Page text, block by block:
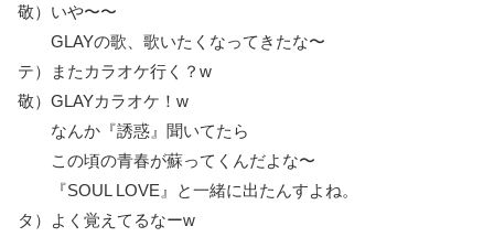
敬）いや〜〜
GLAYの歌、歌いたくなってきたな〜
テ）またカラオケ行く？w
敬）GLAYカラオケ！w
なんか『誘惑』聞いてたら
この頃の青春が蘇ってくんだよな〜
『SOUL LOVE』と一緒に出たんすよね。
タ）よく覚えてるなーw